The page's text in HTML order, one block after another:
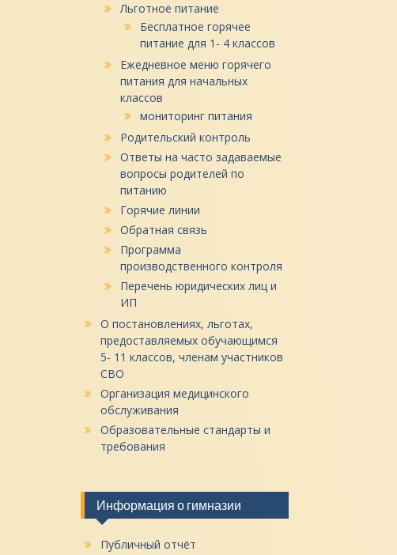
Льготное питание
Бесплатное горячее
питание для 1- 4 классов
Ежедневное меню горячего
питания для начальных
классов
мониторинг питания
Родительский контроль
Ответы на часто задаваемые
вопросы родителей по
питанию
Горячие линии
Обратная связь
Программа
производственного контроля
Перечень юридических лиц и
ИП
О постановлениях, льготах,
предоставляемых обучающимся
5- 11 классов, членам участников
СВО
Организация медицинского
обслуживания
Образовательные стандарты и
требования
Информация о гимназии
Публичный отчёт